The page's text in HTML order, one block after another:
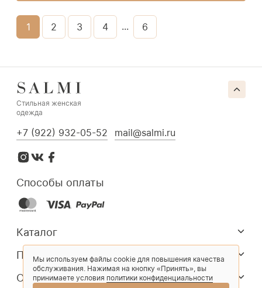
1 2 3 4 ... 6
Стильная женская
одежда
+7 (922) 932-05-52 mail@salmi.ru
Способы оплаты
Каталог
Покупателям
О компании
Мы используем файлы cookie для повышения качества
обслуживания. Нажимая на кнопку «Принять», вы
принимаете условия политики конфиденциальности